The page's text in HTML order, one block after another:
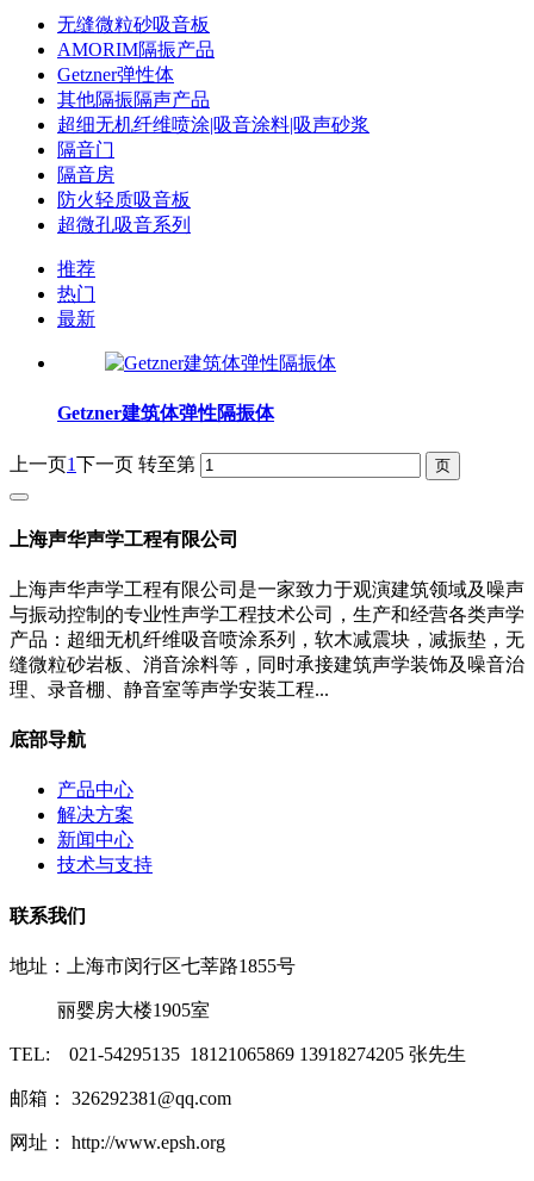
无缝微粒砂吸音板
AMORIM隔振产品
Getzner弹性体
其他隔振隔声产品
超细无机纤维喷涂|吸音涂料|吸声砂浆
隔音门
隔音房
防火轻质吸音板
超微孔吸音系列
推荐
热门
最新
Getzner建筑体弹性隔振体
上一页1下一页 转至第
上海声华声学工程有限公司
上海声华声学工程有限公司是一家致力于观演建筑领域及噪声
与振动控制的专业性声学工程技术公司，生产和经营各类声学
产品：超细无机纤维吸音喷涂系列，软木减震块，减振垫，无
缝微粒砂岩板、消音涂料等，同时承接建筑声学装饰及噪音治
理、录音棚、静音室等声学安装工程...
底部导航
产品中心
解决方案
新闻中心
技术与支持
联系我们
地址：上海市闵行区七莘路1855号
丽婴房大楼1905室
TEL: 021-54295135 18121065869 13918274205 张先生
邮箱： 326292381@qq.com
网址： http://www.epsh.org